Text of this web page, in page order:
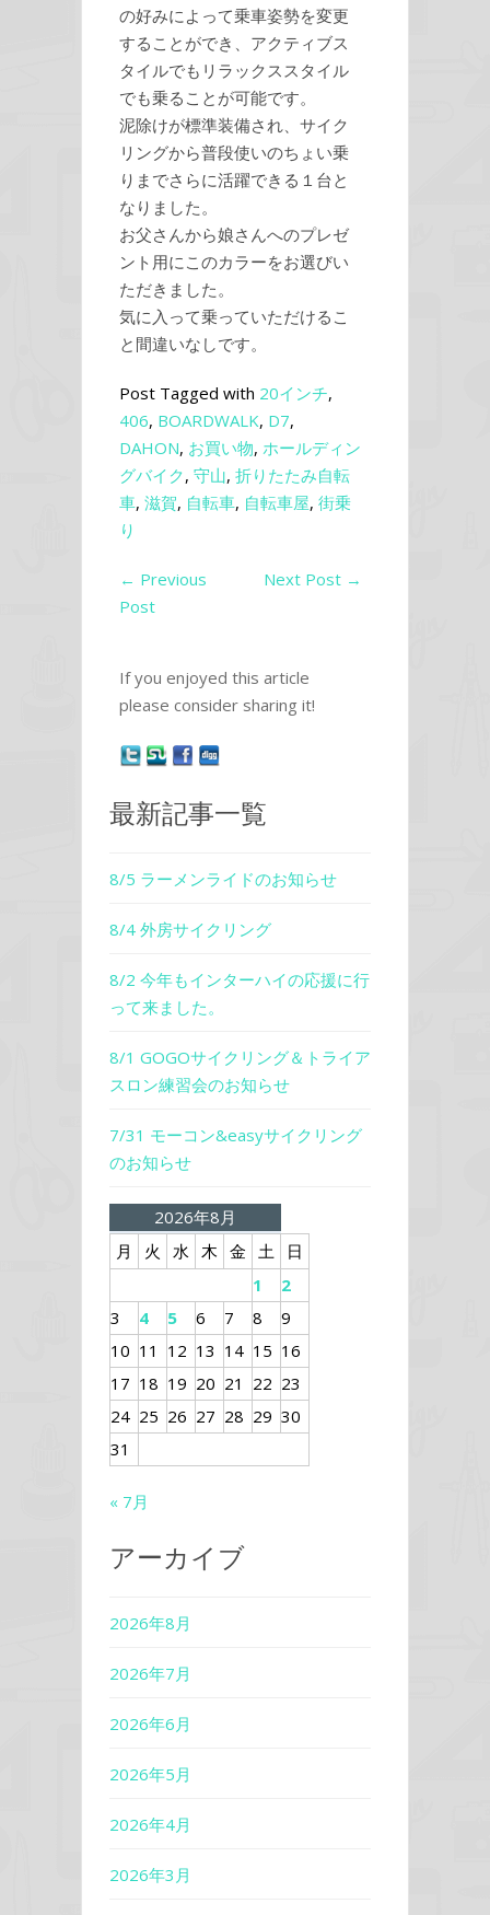
の好みによって乗車姿勢を変更
することができ、アクティブス
タイルでもリラックススタイル
でも乗ることが可能です。
泥除けが標準装備され、サイク
リングから普段使いのちょい乗
りまでさらに活躍できる１台と
なりました。
お父さんから娘さんへのプレゼ
ント用にこのカラーをお選びい
ただきました。
気に入って乗っていただけるこ
と間違いなしです。
Post Tagged with 20インチ,
406, BOARDWALK, D7,
DAHON, お買い物, ホールディン
グバイク, 守山, 折りたたみ自転
車, 滋賀, 自転車, 自転車屋, 街乗
り
← Previous
Post
Next Post →
If you enjoyed this article
please consider sharing it!
最新記事一覧
8/5 ラーメンライドのお知らせ
8/4 外房サイクリング
8/2 今年もインターハイの応援に行
って来ました。
8/1 GOGOサイクリング＆トライア
スロン練習会のお知らせ
7/31 モーコン&easyサイクリング
のお知らせ
2026年8月
月
火 水 木 金 土
日
1
2
3
4 5 6 7 8
9
10 11 12 13 14 15 16
17 18 19 20 21 22 23
24 25 26 27 28 29 30
31
« 7月
アーカイブ
2026年8月
2026年7月
2026年6月
2026年5月
2026年4月
2026年3月